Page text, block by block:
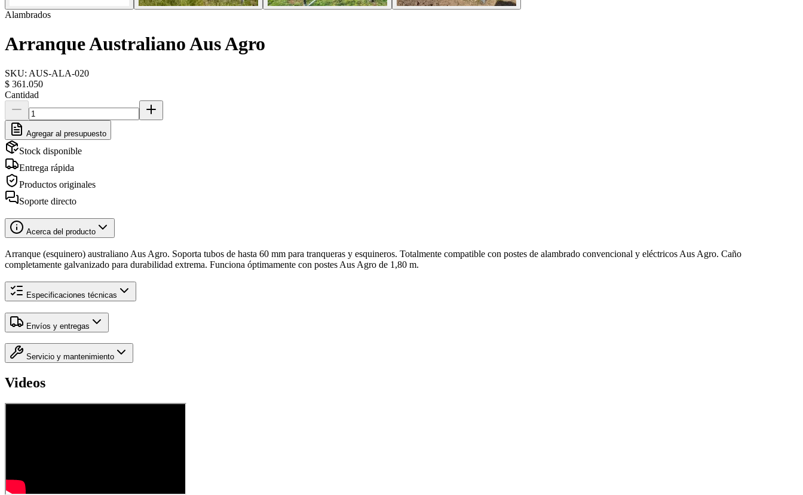
Alambrados
Arranque Australiano Aus Agro
SKU: AUS-ALA-020
$ 361.050
Cantidad
Agregar al presupuesto
Stock disponible
Entrega rápida
Productos originales
Soporte directo
Acerca del producto
Arranque (esquinero) australiano Aus Agro. Soporta tubos de hasta 60 mm para tranqueras y esquineros. Totalmente compatible con postes de alambrado convencional y eléctricos Aus Agro. Caño
completamente galvanizado para durabilidad extrema. Funciona óptimamente con postes Aus Agro de 1,80 m.
Especificaciones técnicas
Envíos y entregas
Servicio y mantenimiento
Videos